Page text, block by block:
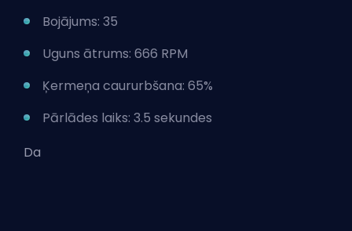
Bojājums: 35
Uguns ātrums: 666 RPM
Ķermeņa caururbšana: 65%
Pārlādes laiks: 3.5 sekundes
Da